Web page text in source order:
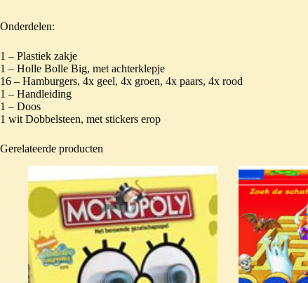
Onderdelen:
1 – Plastiek zakje
1 – Holle Bolle Big, met achterklepje
16 – Hamburgers, 4x geel, 4x groen, 4x paars, 4x rood
1 – Handleiding
1 – Doos
1 wit Dobbelsteen, met stickers erop
Gerelateerde producten